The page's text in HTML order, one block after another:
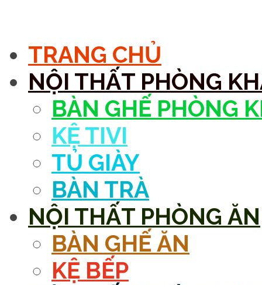
TRANG CHỦ
NỘI THẤT PHÒNG
BÀN GHẾ PHÒNG
KỆ TIVI
TỦ GIÀY
BÀN TRÀ
NỘI THẤT PHÒNG ĂN
BÀN GHẾ ĂN
KỆ BẾP